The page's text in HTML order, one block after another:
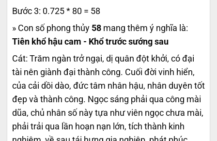
Bước 3: 0.725 * 80 = 58
» Con số phong thủy 58 mang thêm ý nghĩa là:
Tiên khổ hậu cam - Khổ trước sướng sau
Cát: Trăm ngàn trở ngại, dị quân đột khởi, có đại
tài nên giành đại thành công. Cuối đời vinh hiển,
của cải dồi dào, đức tâm nhân hậu, nhân duyên tốt
đẹp và thành công. Ngọc sáng phải qua công mài
dũa, chủ nhân số này tựa như viên ngọc chưa mài,
phải trải qua lần hoạn nạn lớn, tích thành kinh